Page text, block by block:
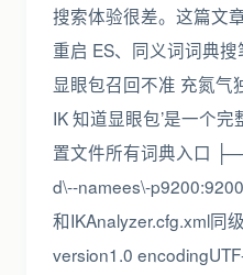
搜索体验很差。这篇文
重启 ES、同义词词典
显眼包召回不准 充氮
IK 知道显眼包’是一个
置文件所有词典入口
d\--namees\-
和IKAnalyzer.cfg.xml同
version1.0